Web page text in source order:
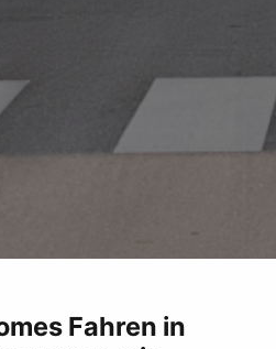
Fahren in